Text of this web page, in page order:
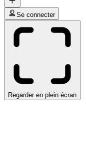
Se connecter
Regarder en plein écran